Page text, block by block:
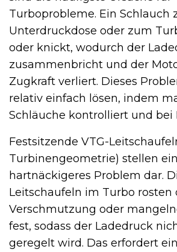
Turboprobleme. Ein Schlauch
Unterdruckdose oder zum
oder knickt, wodurch der
zusammenbricht und der
Zugkraft verliert. Dieses
relativ einfach lösen, indem
Schläuche kontrolliert und bei
Festsitzende VTG-
Turbinengeometrie) stellen ein
hartnäckigeres Problem dar.
Leitschaufeln im Turbo rosten
Verschmutzung oder
fest, sodass der Ladedruck
geregelt wird. Das erfordert